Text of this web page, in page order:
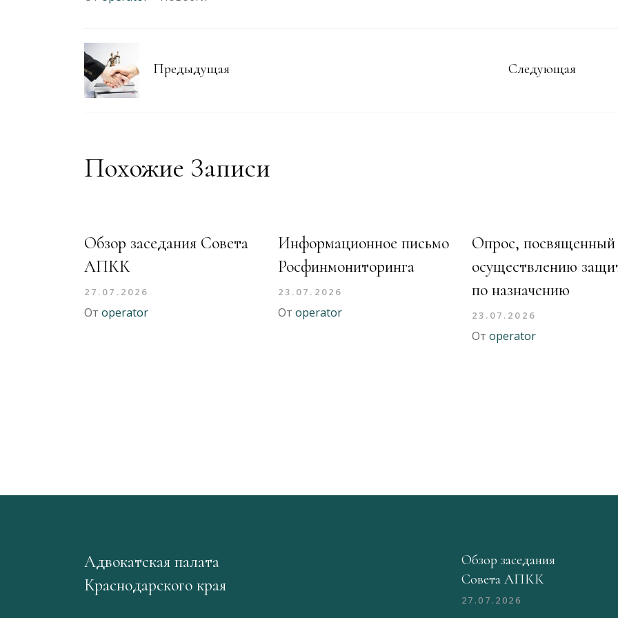
Предыдущая Следующая
Похожие Записи
Обзор заседания Совета
АПКК
27.07.2026
От operator
Информационное письмо
Росфинмониторинга
23.07.2026
От operator
Опрос, посвященный
осуществлению
по назначению
23.07.2026
От operator
Адвокатская палата
Краснодарского края
Обзор заседания
Совета АПКК
27.07.2026